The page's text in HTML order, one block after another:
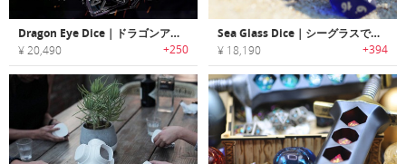
Dragon Eye Dice｜ドラゴンアイモチーフRPGゲームダイスコレクション「ドラゴンアイダイス」
¥ 20,490 +250
Sea Glass Dice｜シーグラスで作られたRPGダイスセット「シーグラスダイス」
¥ 18,190 +394